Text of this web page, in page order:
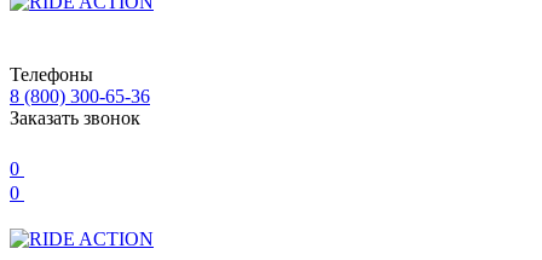
Телефоны
8 (800) 300-65-36
Заказать звонок
0
0